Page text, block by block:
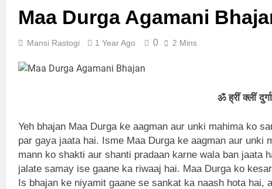
Maa Durga Agamani
Mansi Rastogi 1 Year Ago 0 2 Mins
ॐ ह्रीं क्लीं
Yeh bhajan Maa Durga ke aagman aur unki mahima ko
par gaya jaata hai. Isme Maa Durga ke aagman aur unki
mann ko shakti aur shanti pradaan karne wala ban jaata
jalate samay ise gaane ka riwaaj hai. Maa Durga ko
Is bhajan ke niyamit gaane se sankat ka naash hota hai,